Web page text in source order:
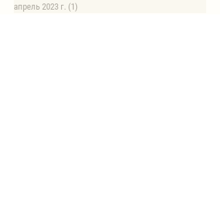
апрель 2023 г. (1)